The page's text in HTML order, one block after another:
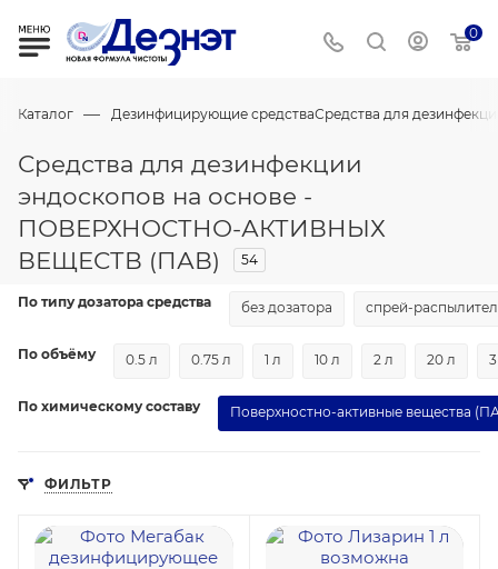
0
Каталог — Дезинфицирующие средстваСредства для
Средства для дезинфекции
эндоскопов на основе -
ПОВЕРХНОСТНО-АКТИВНЫХ
ВЕЩЕСТВ (ПАВ)
54
По типу дозатора средства без дозатора спрей-
По объёму 0.5 л 0.75 л 1 л 10 л 2 л 20 л
По химическому составу Поверхностно-активные вещества
ФИЛЬТР